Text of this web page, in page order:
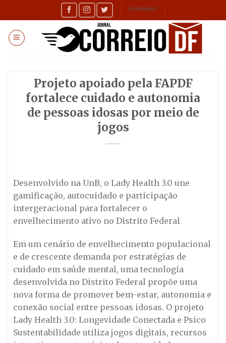
to
content
SEMANÁRIO
Projeto apoiado pela FAPDF
fortalece cuidado e autonomia
de pessoas idosas por meio de
jogos
Desenvolvido na UnB, o Lady Health 3.0 une
gamificação, autocuidado e participação
intergeracional para fortalecer o
envelhecimento ativo no Distrito Federal
Em um cenário de envelhecimento populacional
e de crescente demanda por estratégias de
cuidado em saúde mental, uma tecnologia
desenvolvida no Distrito Federal propõe uma
nova forma de promover bem-estar, autonomia e
conexão social entre pessoas idosas. O projeto
Lady Health 3.0: Longevidade Conectada e Psico
Sustentabilidade utiliza jogos digitais, recursos